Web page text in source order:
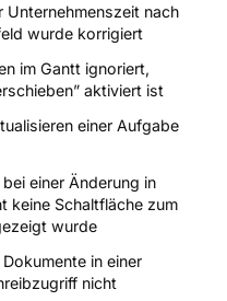
Unternehmenszeit nach
wurde korrigiert
im Gantt ignoriert,
aktiviert ist
einer Aufgabe
einer Änderung in
keine Schaltfläche zum
wurde
in einer
nicht